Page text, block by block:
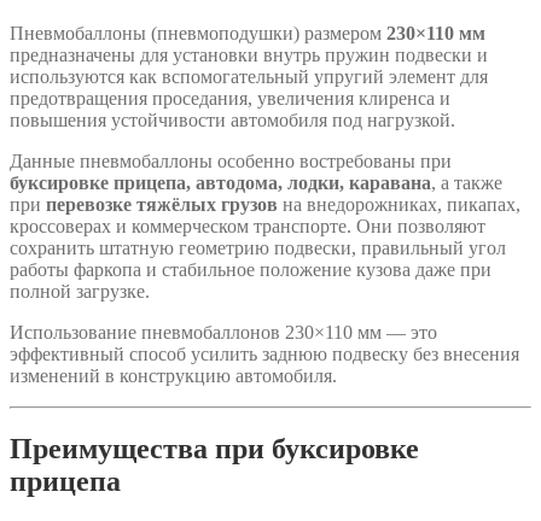
Пневмобаллоны (пневмоподушки) размером 230×110 мм
предназначены для установки внутрь пружин подвески и
используются как вспомогательный упругий элемент для
предотвращения проседания, увеличения клиренса и
повышения устойчивости автомобиля под нагрузкой.
Данные пневмобаллоны особенно востребованы при
буксировке прицепа, автодома, лодки, каравана, а также
при перевозке тяжёлых грузов на внедорожниках, пикапах,
кроссоверах и коммерческом транспорте. Они позволяют
сохранить штатную геометрию подвески, правильный угол
работы фаркопа и стабильное положение кузова даже при
полной загрузке.
Использование пневмобаллонов 230×110 мм — это
эффективный способ усилить заднюю подвеску без внесения
изменений в конструкцию автомобиля.
Преимущества при буксировке
прицепа